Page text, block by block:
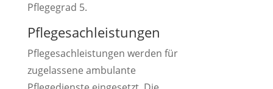
Pflegegrad 5.
Pflegesachleistungen
Pflegesachleistungen werden für
zugelassene ambulante